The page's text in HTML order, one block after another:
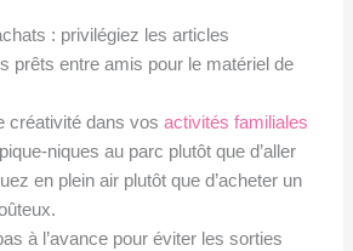
: privilégiez les articles
prêts entre amis pour le matériel de
créativité dans vos activités familiales
niques au parc plutôt que d’aller
en plein air plutôt que d’acheter un
à l’avance pour éviter les sorties